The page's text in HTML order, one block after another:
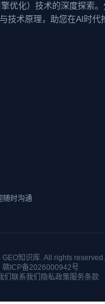
优化）技术的深度探索
技术原理，助您在AI时代
随时沟通
知识库. All rights reserved.
赣ICP备2026000942号
们 联系我们 隐私政策服务条款